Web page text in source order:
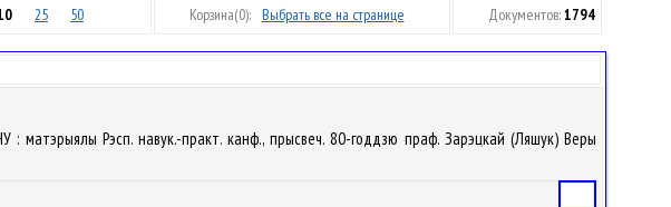
25 50 Корзина(0): Выбрать все на странице Документов:1794
: матэрыялы Рэсп. навук.-практ. канф., прысвеч. 80-годдзю праф. Зарэцкай (Ляшук) Веры